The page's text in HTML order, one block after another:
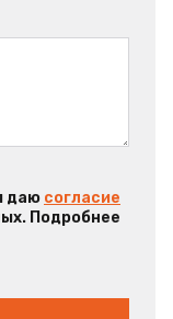
даю согласие
Подробнее